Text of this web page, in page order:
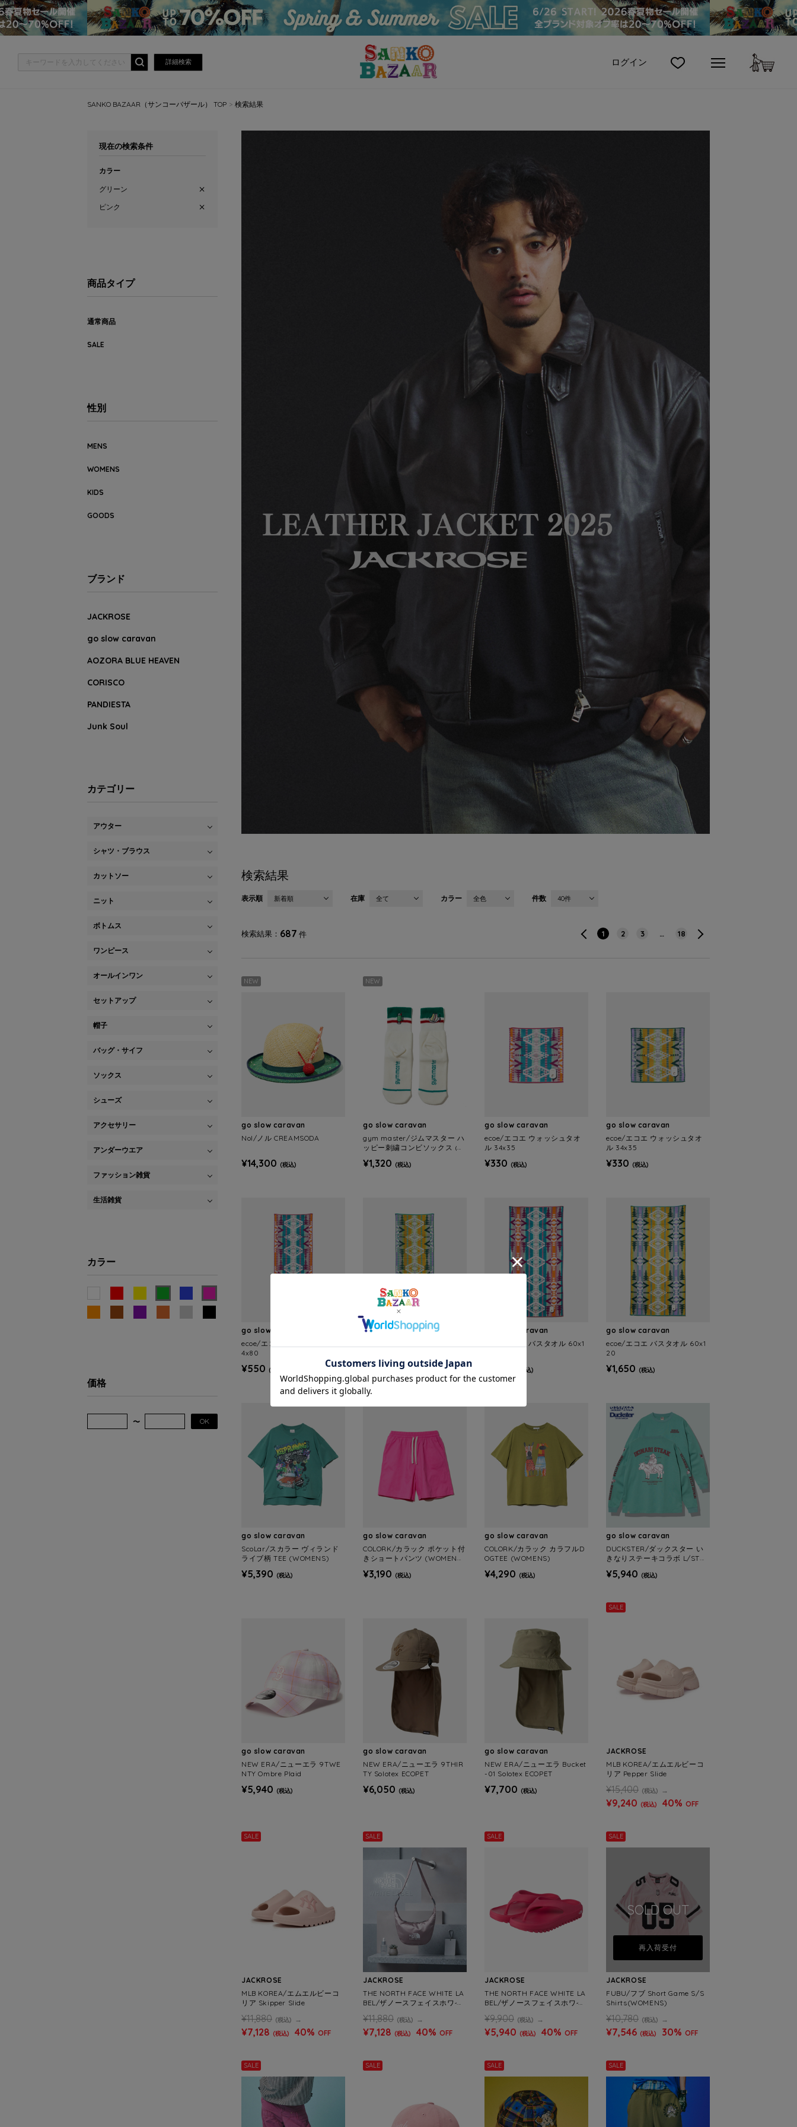
詳細検索 ログイン
SANKO BAZAAR（サンコーバザール） TOP 検索結果
検索結果
表示順 新着順 在庫 全て カラー 全色 件数 40件
検索結果 687 件 1 2 3 … 18
NEW
go slow caravan
Nol/ノル CREAMSODA
¥14,300 (税込)
NEW
go slow caravan
gym master/ジムマスター ハ
ッピー刺繍コンビソックス (M
¥1,320 (税込)
go slow caravan
ecoe/エコエ ウォッシュタオ
ル 34x35
¥330 (税込)
go slow caravan
ecoe/エコエ ウォッシュタオ
ル 34x35
¥330 (税込)
go slow caravan
ecoe/エコエ フェイスタオル 3
4x80
¥550 (税込)
go slow caravan
¥550 (税込)
go slow caravan
ecoe/エコエ バスタオル 60x1
(税込)
go slow caravan
ecoe/エコエ バスタオル 60x1
20
¥1,650 (税込)
go slow caravan
ScoLar/スカラー ヴィランド
ライブ柄 TEE (WOMENS)
¥5,390 (税込)
go slow caravan
COLORK/カラック ポケット付
きショートパンツ (WOMENS)
¥3,190 (税込)
go slow caravan
COLORK/カラック カラフルD
OGTEE (WOMENS)
¥4,290 (税込)
go slow caravan
DUCKSTER/ダックスター い
きなりステーキコラボ L/STEE
¥5,940 (税込)
go slow caravan
NEW ERA/ニューエラ 9TWE
NTY Ombre Plaid
¥5,940 (税込)
go slow caravan
NEW ERA/ニューエラ 9THIR
TY Solotex ECOPET
¥6,050 (税込)
go slow caravan
NEW ERA/ニューエラ Bucket
-01 Solotex ECOPET
¥7,700 (税込)
SALE
JACKROSE
MLB KOREA/エムエルビーコ
リア Pepper Slide
¥15,400 (税込)
¥9,240 (税込) 40% OFF
SALE
JACKROSE
MLB KOREA/エムエルビーコ
リア Skipper Slide
¥11,880 (税込)
¥7,128 (税込) 40% OFF
SALE
JACKROSE
THE NORTH FACE WHITE LA
BEL/ザノースフェイスホワイ
¥11,880 (税込)
¥7,128 (税込) 40% OFF
SALE
JACKROSE
THE NORTH FACE WHITE LA
BEL/ザノースフェイスホワイ
¥9,900 (税込)
¥5,940 (税込) 40% OFF
SALE
SOLD OUT
再入荷受付
JACKROSE
FUBU/フブ Short Game S/S
Shirts(WOMENS)
¥10,780 (税込)
¥7,546 (税込) 30% OFF
SALE SALE SALE SALE
現在の検索条件
カラー
グリーン
ピンク
商品タイプ
通常商品
SALE
性別
MENS
WOMENS
KIDS
GOODS
ブランド
JACKROSE
go slow caravan
AOZORA BLUE HEAVEN
CORISCO
PANDIESTA
Junk Soul
カテゴリー
アウター
シャツ・ブラウス
カットソー
ニット
ボトムス
ワンピース
オールインワン
セットアップ
帽子
バッグ・サイフ
ソックス
シューズ
アクセサリー
アンダーウエア
ファッション雑貨
生活雑貨
カラー
価格
OK